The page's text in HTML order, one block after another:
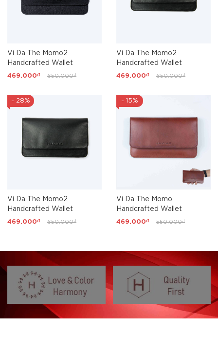
Ví Da The Momo2
Handcrafted Wallet
469.000₫ 650.000₫
Ví Da The Momo2
Handcrafted Wallet
469.000₫ 650.000₫
- 28%
Ví Da The Momo2
Handcrafted Wallet
469.000₫ 650.000₫
- 15%
Ví Da The Momo
Handcrafted Wallet
469.000₫ 550.000₫